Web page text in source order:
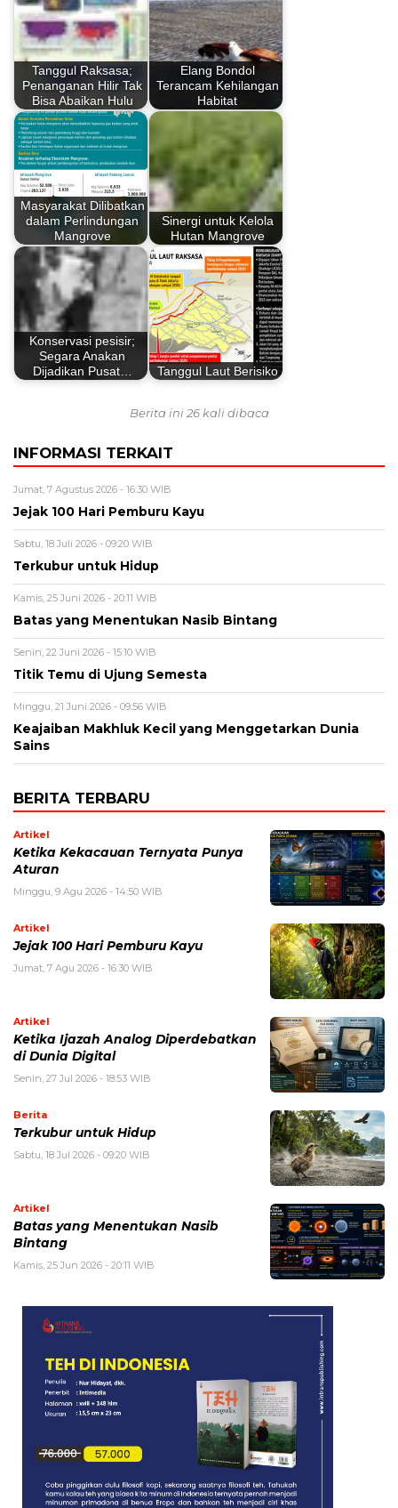
Tanggul Raksasa;
Penanganan Hilir Tak
Bisa Abaikan Hulu
Elang Bondol
Terancam Kehilangan
Habitat
Masyarakat Dilibatkan
dalam Perlindungan
Mangrove
Sinergi untuk Kelola
Hutan Mangrove
Konservasi pesisir;
Segara Anakan
Dijadikan Pusat…
Tanggul Laut Berisiko
Berita ini 26 kali dibaca
INFORMASI TERKAIT
Jumat, 7 Agustus 2026 - 16:30 WIB
Jejak 100 Hari Pemburu Kayu
Sabtu, 18 Juli 2026 - 09:20 WIB
Terkubur untuk Hidup
Kamis, 25 Juni 2026 - 20:11 WIB
Batas yang Menentukan Nasib Bintang
Senin, 22 Juni 2026 - 15:10 WIB
Titik Temu di Ujung Semesta
Minggu, 21 Juni 2026 - 09:56 WIB
Keajaiban Makhluk Kecil yang Menggetarkan Dunia
Sains
BERITA TERBARU
Artikel
Ketika Kekacauan Ternyata Punya
Aturan
Minggu, 9 Agu 2026 - 14:50 WIB
Artikel
Jejak 100 Hari Pemburu Kayu
Jumat, 7 Agu 2026 - 16:30 WIB
Artikel
Ketika Ijazah Analog Diperdebatkan
di Dunia Digital
Senin, 27 Jul 2026 - 18:53 WIB
Berita
Terkubur untuk Hidup
Sabtu, 18 Jul 2026 - 09:20 WIB
Artikel
Batas yang Menentukan Nasib
Bintang
Kamis, 25 Jun 2026 - 20:11 WIB